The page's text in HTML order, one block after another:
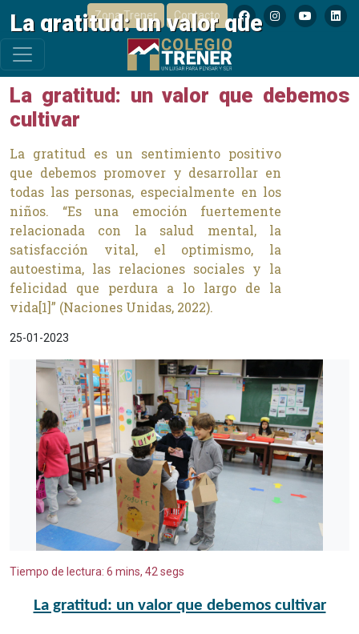
Zona Trener Contacto
La gratitud: un valor que
debemos cultivar
La gratitud: un valor que debemos
cultivar
La gratitud es un sentimiento positivo
que debemos promover y desarrollar en
todas las personas, especialmente en los
niños. “Es una emoción fuertemente
relacionada con la salud mental, la
satisfacción vital, el optimismo, la
autoestima, las relaciones sociales y la
felicidad que perdura a lo largo de la
vida[1]” (Naciones Unidas, 2022).
25-01-2023
Tiempo de lectura: 6 mins, 42 segs
La gratitud: un valor que debemos cultivar